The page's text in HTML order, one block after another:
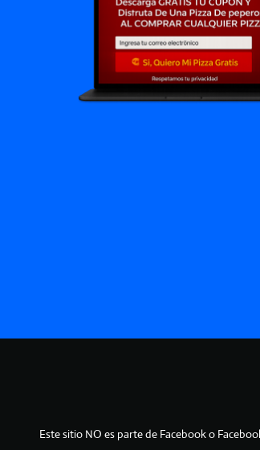
Este sitio NO es parte de Facebook o